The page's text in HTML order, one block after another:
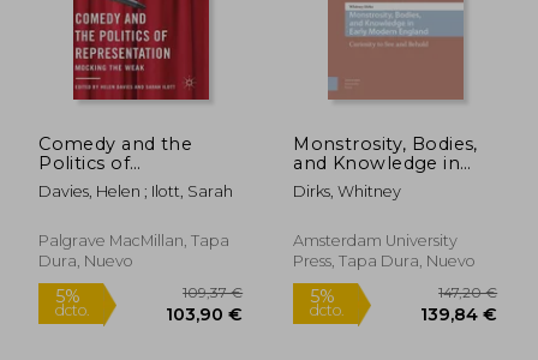
42,98 €
Comedy and the
Politics of
Representation:
Mocking the Weak
Davies, Helen ; Ilott, Sarah
Palgrave MacMillan, Tapa
Dura, Nuevo
Monstrosity, Bodies,
and Knowledge in
Early Modern
England: Curiosity to
Inglés)
Dirks, Whitney
Amsterdam University
Press, Tapa Dura, Nuevo